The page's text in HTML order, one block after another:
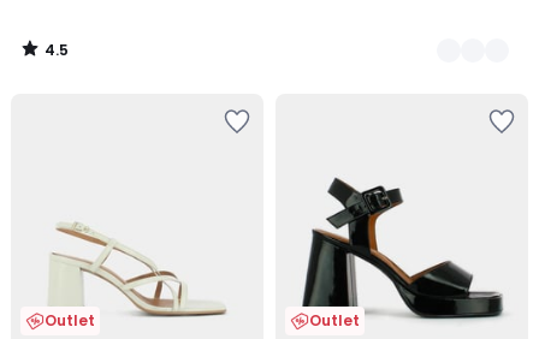
4.5
/
Outlet Outlet